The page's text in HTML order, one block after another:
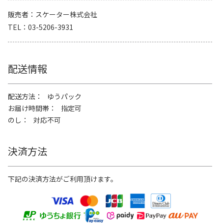
販売者
スケーター株式会社
TEL
03-5206-3931
配送情報
配送方法
ゆうパック
お届け時間帯
指定可
のし
対応不可
決済方法
下記の決済方法がご利用頂けます。